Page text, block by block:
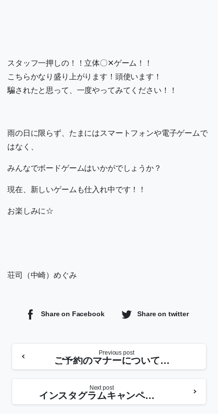
スタッフ一押しの！！立体〇✕ゲーム！！
こちらかなり盛り上がります！頭使います！
騙されたと思って、一度やってみてください！！
雨の日に限らず、たまにはスマートフォンや電子ゲームで
はなく、
みんなでボードゲームはいかがでしょうか？
現在、新しいゲームも仕入れ中です！！
お楽しみに☆
荘司（中崎）めぐみ
Share on Facebook Share on twitter
Previous post
ご予約のマナーについてキャンプ場からのお願い
Next post
インスタグラムキャンペーン！（11/18まで期間延長決定！）条件を満たすとドリンクバーが飲み放題！